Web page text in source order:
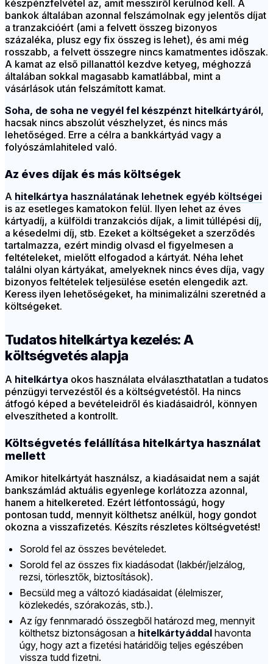
készpénzfelvétel az, amit messziről kerülnöd kell. A
bankok általában azonnal felszámolnak egy jelentős díjat
a tranzakcióért (ami a felvett összeg bizonyos
százaléka, plusz egy fix összeg is lehet), és ami még
rosszabb, a felvett összegre nincs kamatmentes időszak.
A kamat az első pillanattól kezdve ketyeg, méghozzá
általában sokkal magasabb kamatlábbal, mint a
vásárlások után felszámított kamat.
Soha, de soha ne vegyél fel készpénzt hitelkártyáról,
hacsak nincs abszolút vészhelyzet, és nincs más
lehetőséged. Erre a célra a bankkártyád vagy a
folyószámlahiteled való.
Az éves díjak és más költségek
A hitelkártya használatának lehetnek egyéb költségei
is az esetleges kamatokon felül. Ilyen lehet az éves
kártyadíj, a külföldi tranzakciós díjak, a limit túllépési díj,
a késedelmi díj, stb. Ezeket a költségeket a szerződés
tartalmazza, ezért mindig olvasd el figyelmesen a
feltételeket, mielőtt elfogadod a kártyát. Néha lehet
találni olyan kártyákat, amelyeknek nincs éves díja, vagy
bizonyos feltételek teljesülése esetén elengedik azt.
Keress ilyen lehetőségeket, ha minimalizálni szeretnéd a
költségeket.
Tudatos hitelkártya kezelés: A
költségvetés alapja
A hitelkártya okos használata elválaszthatatlan a tudatos
pénzügyi tervezéstől és a költségvetéstől. Ha nincs
átfogó képed a bevételeidről és kiadásaidról, könnyen
elveszítheted a kontrollt.
Költségvetés felállítása hitelkártya használat
mellett
Amikor hitelkártyát használsz, a kiadásaidat nem a saját
bankszámlád aktuális egyenlege korlátozza azonnal,
hanem a hitelkereted. Ezért létfontosságú, hogy
pontosan tudd, mennyit költhetsz anélkül, hogy gondot
okozna a visszafizetés. Készíts részletes költségvetést!
Sorold fel az összes bevételedet.
Sorold fel az összes fix kiadásodat (lakbér/jelzálog,
rezsi, törlesztők, biztosítások).
Becsüld meg a változó kiadásaidat (élelmiszer,
közlekedés, szórakozás, stb.).
Az így fennmaradó összegből határozd meg, mennyit
költhetsz biztonságosan a hitelkártyáddal havonta
úgy, hogy azt a fizetési határidőig teljes egészében
vissza tudd fizetni.